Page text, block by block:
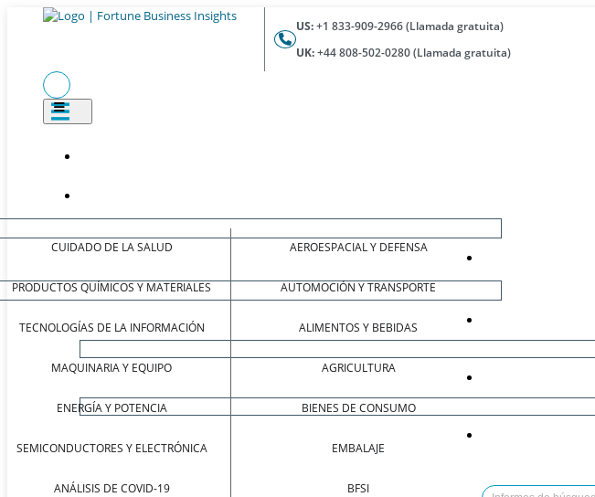
US:+1 833-909-2966 (Llamada gratuita)
UK:+44 808-502-0280 (Llamada gratuita)
CUIDADO DE LA SALUD
PRODUCTOS QUÍMICOS Y MATERIALES
TECNOLOGÍAS DE LA INFORMACIÓN
MAQUINARIA Y EQUIPO
ENERGÍA Y POTENCIA
SEMICONDUCTORES Y ELECTRÓNICA
ANÁLISIS DE COVID-19
AEROESPACIAL Y DEFENSA
AUTOMOCIÓN Y TRANSPORTE
ALIMENTOS Y BEBIDAS
AGRICULTURA
BIENES DE CONSUMO
EMBALAJE
BFSI